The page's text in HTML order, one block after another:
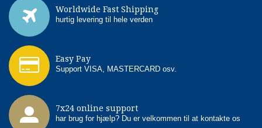
Worldwide Fast Shipping
hurtig levering til hele verden
Easy Pay
Support VISA, MASTERCARD osv.
7x24 online support
har brug for hjælp? Du er velkommen til at kontakte os